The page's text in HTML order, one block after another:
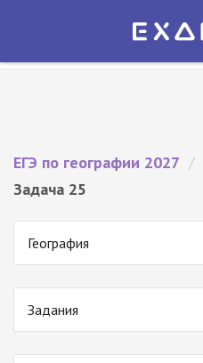
Экзамер — ЕГЭ 2027
ЕГЭ по географии 2027 /
Задача 25
География
Задания